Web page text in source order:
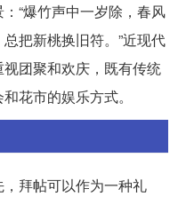
“爆竹声中一岁除，春风
把新桃换旧符。”近现代
团聚和欢庆，既有传统
花市的娱乐方式。
拜帖可以作为一种礼